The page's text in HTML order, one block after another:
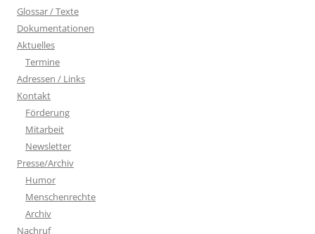
Glossar / Texte
Dokumentationen
Aktuelles
Termine
Adressen / Links
Kontakt
Förderung
Mitarbeit
Newsletter
Presse/Archiv
Humor
Menschenrechte
Archiv
Nachruf